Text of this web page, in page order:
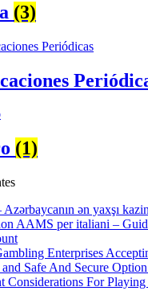
(3)
(1)
ən yaxşı
AAMS per italiani –
Enterprises
Safe And Secure
Considerations For